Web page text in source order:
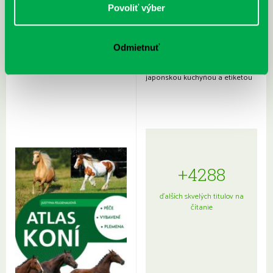
Povoliť výber
Odmietnuť
japonskou kuchyňou a etiketou
+4288
ďalších skvelých titulov na
čítanie